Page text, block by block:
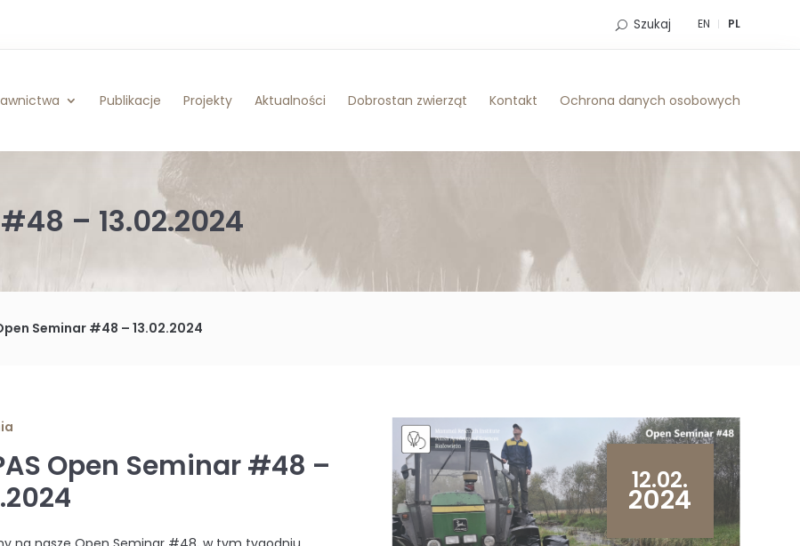
EN PL
Szukaj
Publikacje Projekty Aktualności Dobrostan zwierząt Kontakt Ochrona danych osobowych
– 13.02.2024
Seminar #48 – 13.02.2024
12.02.
2024
Open Seminar #48 –